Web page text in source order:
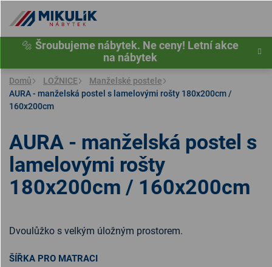
obsah
🔩 Šroubujeme nábytek. Ne ceny! Letní akce
na nábytek
Domů LOŽNICE
Manželské postele
AURA - manželská postel s lamelovými rošty 180x200cm /
160x200cm
Dvoulůžko s velkým úložným prostorem.
ŠÍŘKA PRO MATRACI
AURA - manželská postel s
lamelovými rošty
180x200cm / 160x200cm